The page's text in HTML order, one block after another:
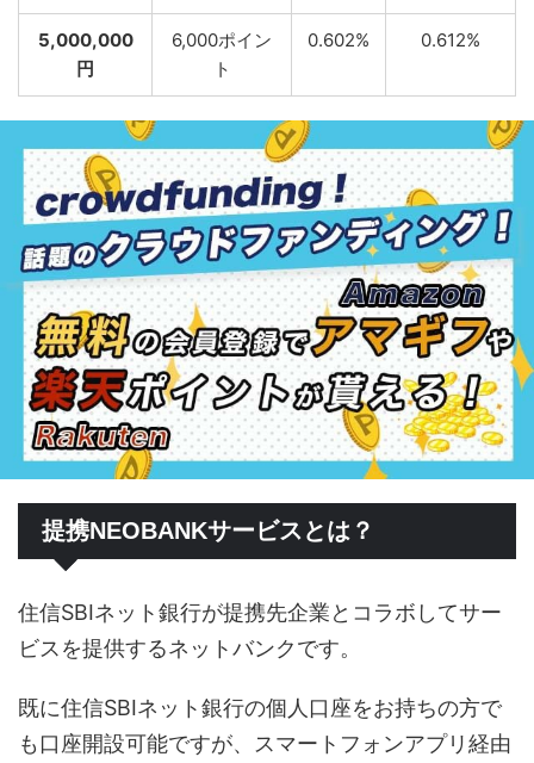
5,000,000
円
6,000ポイン
ト
0.602% 0.612%
提携NEOBANKサービスとは？
住信SBIネット銀行が提携先企業とコラボしてサー
ビスを提供するネットバンクです。
既に住信SBIネット銀行の個人口座をお持ちの方で
も口座開設可能ですが、スマートフォンアプリ経由